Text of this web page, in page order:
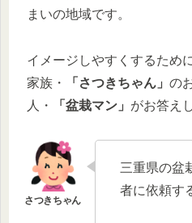
まいの地域です。
イメージしやすくするため
家族・
「さつきちゃん」 の
人・
「盆栽マン」 がお答え
三重県の盆
者に依頼す